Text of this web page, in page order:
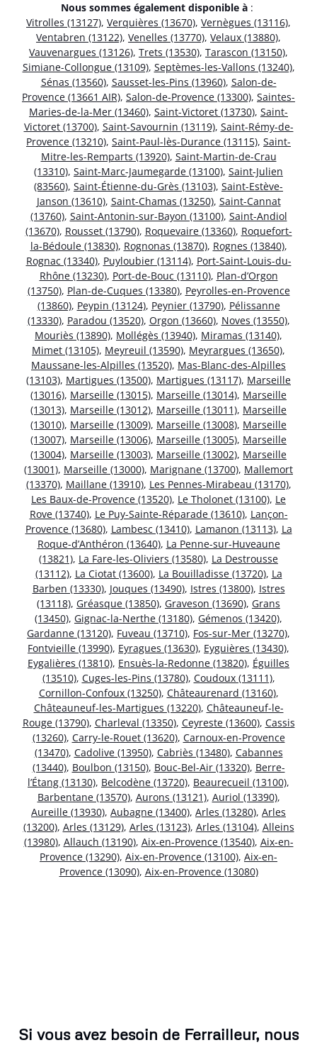
Nous sommes également disponible à :
Vitrolles (13127), Verquières (13670), Vernègues (13116),
Ventabren (13122), Venelles (13770), Velaux (13880),
Vauvenargues (13126), Trets (13530), Tarascon (13150),
Simiane-Collongue (13109), Septèmes-les-Vallons (13240),
Sénas (13560), Sausset-les-Pins (13960), Salon-de-
Provence (13661 AIR), Salon-de-Provence (13300), Saintes-
Maries-de-la-Mer (13460), Saint-Victoret (13730), Saint-
Victoret (13700), Saint-Savournin (13119), Saint-Rémy-de-
Provence (13210), Saint-Paul-lès-Durance (13115), Saint-
Mitre-les-Remparts (13920), Saint-Martin-de-Crau
(13310), Saint-Marc-Jaumegarde (13100), Saint-Julien
(83560), Saint-Étienne-du-Grès (13103), Saint-Estève-
Janson (13610), Saint-Chamas (13250), Saint-Cannat
(13760), Saint-Antonin-sur-Bayon (13100), Saint-Andiol
(13670), Rousset (13790), Roquevaire (13360), Roquefort-
la-Bédoule (13830), Rognonas (13870), Rognes (13840),
Rognac (13340), Puyloubier (13114), Port-Saint-Louis-du-
Rhône (13230), Port-de-Bouc (13110), Plan-d’Orgon
(13750), Plan-de-Cuques (13380), Peyrolles-en-Provence
(13860), Peypin (13124), Peynier (13790), Pélissanne
(13330), Paradou (13520), Orgon (13660), Noves (13550),
Mouriès (13890), Mollégès (13940), Miramas (13140),
Mimet (13105), Meyreuil (13590), Meyrargues (13650),
Maussane-les-Alpilles (13520), Mas-Blanc-des-Alpilles
(13103), Martigues (13500), Martigues (13117), Marseille
(13016), Marseille (13015), Marseille (13014), Marseille
(13013), Marseille (13012), Marseille (13011), Marseille
(13010), Marseille (13009), Marseille (13008), Marseille
(13007), Marseille (13006), Marseille (13005), Marseille
(13004), Marseille (13003), Marseille (13002), Marseille
(13001), Marseille (13000), Marignane (13700), Mallemort
(13370), Maillane (13910), Les Pennes-Mirabeau (13170),
Les Baux-de-Provence (13520), Le Tholonet (13100), Le
Rove (13740), Le Puy-Sainte-Réparade (13610), Lançon-
Provence (13680), Lambesc (13410), Lamanon (13113), La
Roque-d’Anthéron (13640), La Penne-sur-Huveaune
(13821), La Fare-les-Oliviers (13580), La Destrousse
(13112), La Ciotat (13600), La Bouilladisse (13720), La
Barben (13330), Jouques (13490), Istres (13800), Istres
(13118), Gréasque (13850), Graveson (13690), Grans
(13450), Gignac-la-Nerthe (13180), Gémenos (13420),
Gardanne (13120), Fuveau (13710), Fos-sur-Mer (13270),
Fontvieille (13990), Eyragues (13630), Eyguières (13430),
Eygalières (13810), Ensuès-la-Redonne (13820), Éguilles
(13510), Cuges-les-Pins (13780), Coudoux (13111),
Cornillon-Confoux (13250), Châteaurenard (13160),
Châteauneuf-les-Martigues (13220), Châteauneuf-le-
Rouge (13790), Charleval (13350), Ceyreste (13600), Cassis
(13260), Carry-le-Rouet (13620), Carnoux-en-Provence
(13470), Cadolive (13950), Cabriès (13480), Cabannes
(13440), Boulbon (13150), Bouc-Bel-Air (13320), Berre-
l’Étang (13130), Belcodène (13720), Beaurecueil (13100),
Barbentane (13570), Aurons (13121), Auriol (13390),
Aureille (13930), Aubagne (13400), Arles (13280), Arles
(13200), Arles (13129), Arles (13123), Arles (13104), Alleins
(13980), Allauch (13190), Aix-en-Provence (13540), Aix-en-
Provence (13290), Aix-en-Provence (13100), Aix-en-
Provence (13090), Aix-en-Provence (13080)
Si vous avez besoin de Ferrailleur, nous